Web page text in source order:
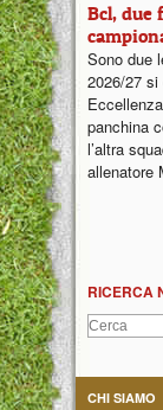
Bcl, due
Sono due
2026/27
panchina
l’altra
allenatore
RICERCA
CHI SIAMO